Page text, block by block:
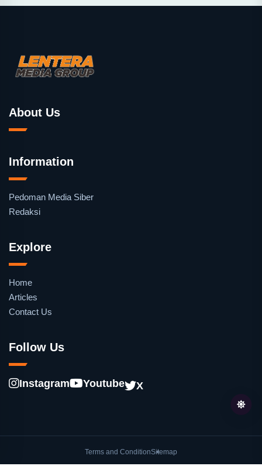
About Us
Information
Pedoman Media Siber
Redaksi
Explore
Home
Articles
Contact Us
Follow Us
Instagram Youtube X
Terms and ConditionSitemap